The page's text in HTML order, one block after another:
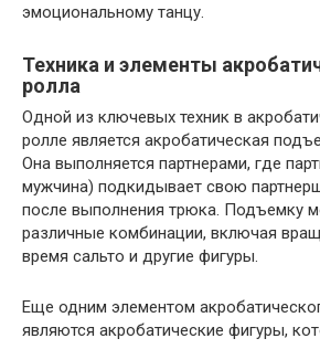
эмоциональному танцу.
Техника и элементы
ролла
Одной из ключевых техник в
ролле является акробатическая
Она выполняется партнерами, где
мужчина) подкидывает свою
после выполнения трюка. Подъемку
различные комбинации, включая
время сальто и другие фигуры.
Еще одним элементом
являются акробатические фигуры,